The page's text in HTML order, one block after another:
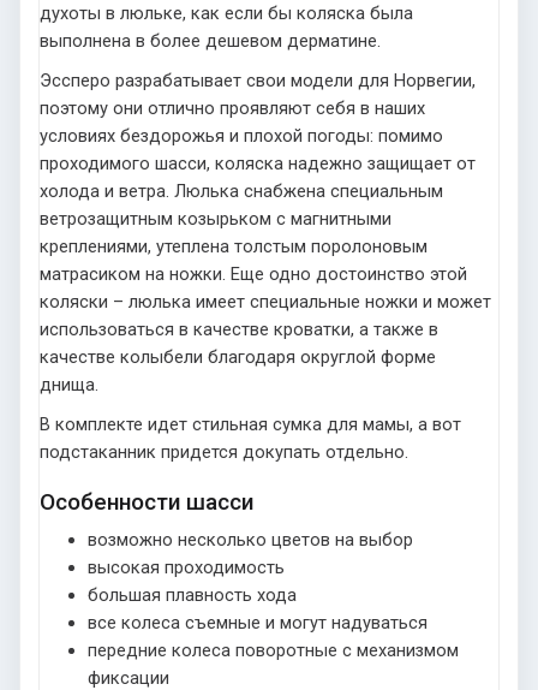
духоты в люльке, как если бы коляска была
выполнена в более дешевом дерматине.
Эссперо разрабатывает свои модели для Норвегии,
поэтому они отлично проявляют себя в наших
условиях бездорожья и плохой погоды: помимо
проходимого шасси, коляска надежно защищает от
холода и ветра. Люлька снабжена специальным
ветрозащитным козырьком с магнитными
креплениями, утеплена толстым поролоновым
матрасиком на ножки. Еще одно достоинство этой
коляски – люлька имеет специальные ножки и может
использоваться в качестве кроватки, а также в
качестве колыбели благодаря округлой форме
днища.
В комплекте идет стильная сумка для мамы, а вот
подстаканник придется докупать отдельно.
Особенности шасси
возможно несколько цветов на выбор
высокая проходимость
большая плавность хода
все колеса съемные и могут надуваться
передние колеса поворотные с механизмом
фиксации